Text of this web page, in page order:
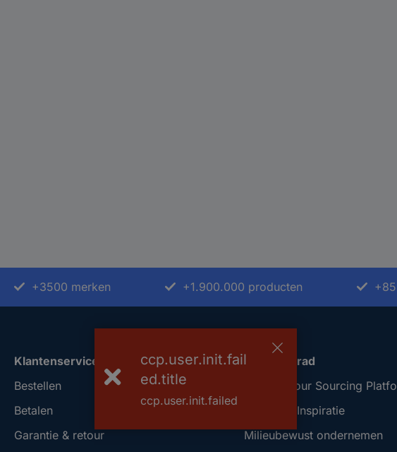
+3500 merken +1.900.000 producten
Klantenservice
Bestellen
Betalen
Garantie & retour
Over Conrad
Conrad Your Sourcing
Nieuws & Inspiratie
Milieubewust ondernemen
ccp.user.init.fail
ed.title
ccp.user.init.failed